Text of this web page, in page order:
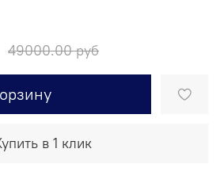
49000.00 руб
в 1 клик